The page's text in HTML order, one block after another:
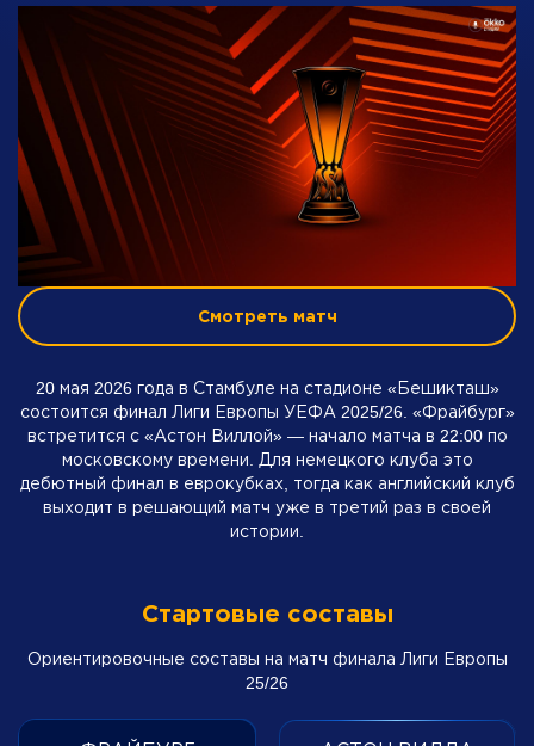
Смотреть матч
20 мая 2026 года в Стамбуле на стадионе «Бешикташ»
состоится финал Лиги Европы УЕФА 2025/26. «Фрайбург»
встретится с «Астон Виллой» — начало матча в 22:00 по
московскому времени. Для немецкого клуба это
дебютный финал в еврокубках, тогда как английский клуб
выходит в решающий матч уже в третий раз в своей
истории.
Стартовые составы
Ориентировочные составы на матч финала Лиги Европы
25/26